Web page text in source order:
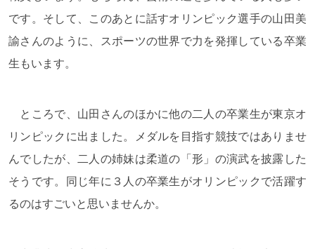
です。そして、このあとに話すオリンピック選手の山田美
諭さんのように、スポーツの世界で力を発揮している卒業
生もいます。
ところで、山田さんのほかに他の二人の卒業生が東京オ
リンピックに出ました。メダルを目指す競技ではありませ
んでしたが、二人の姉妹は柔道の「形」の演武を披露した
そうです。同じ年に３人の卒業生がオリンピックで活躍す
るのはすごいと思いませんか。